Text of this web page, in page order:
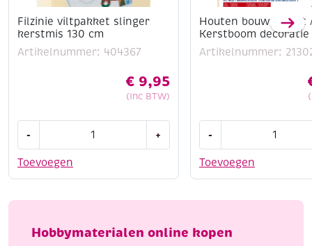
Filzinie viltpakket slinger
kerstmis 130 cm
Artikelnummer: 404367
€ 9,95
(Inc BTW)
Toevoegen
-
slinger
cm
+
Houten bouwpakket
Kerstboom decoratie
Artikelnummer:
Toevoegen
-
/
1
Hobbymaterialen online kopen